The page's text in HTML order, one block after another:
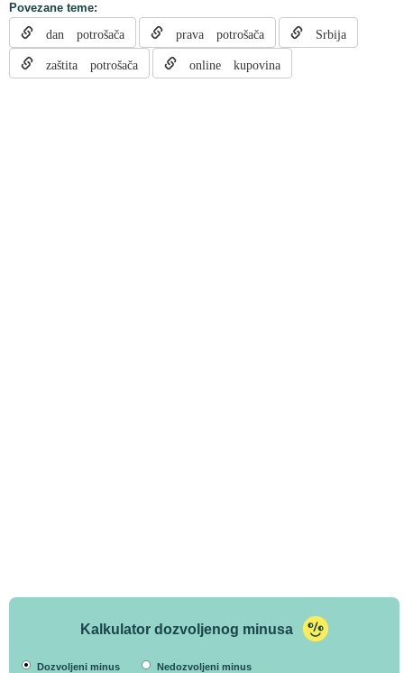
Povezane teme:
dan potrošača prava potrošača Srbija
zaštita potrošača online kupovina
Kalkulator dozvoljenog minusa
Dozvoljeni minus Nedozvoljeni minus